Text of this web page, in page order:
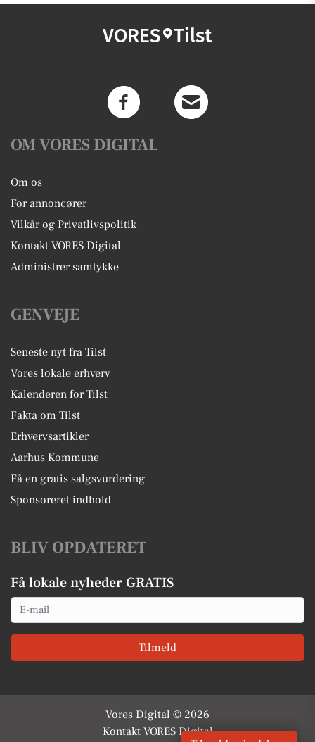
VORES Tilst
OM VORES DIGITAL
Om os
For annoncører
Vilkår og Privatlivspolitik
Kontakt VORES Digital
Administrer samtykke
GENVEJE
Seneste nyt fra Tilst
Vores lokale erhverv
Kalenderen for Tilst
Fakta om Tilst
Erhvervsartikler
Aarhus Kommune
Få en gratis salgsvurdering
Sponsoreret indhold
BLIV OPDATERET
Få lokale nyheder GRATIS
Email
Tilmeld
Vores Digital © 2026
Kontakt VORES Digital